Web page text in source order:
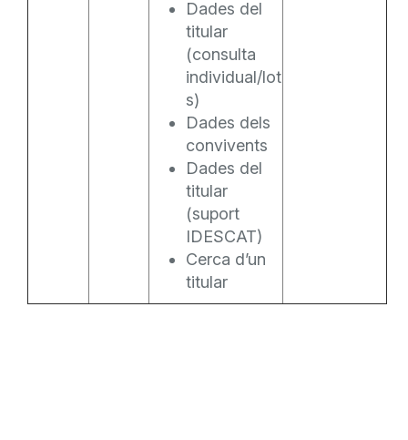
Dades del
titular
(consulta
individual/lot
s)
Dades dels
convivents
Dades del
titular
(suport
IDESCAT)
Cerca d’un
titular